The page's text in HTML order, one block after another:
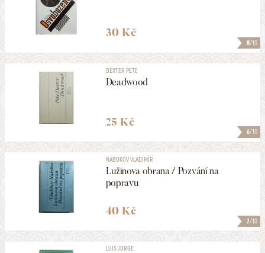
8/10
30 Kč
6/10
DEXTER PETE
Deadwood
25 Kč
7/10
NABOKOV VLADIMÍR
Lužinova obrana / Pozvání na
popravu
40 Kč
LUIS JORGE